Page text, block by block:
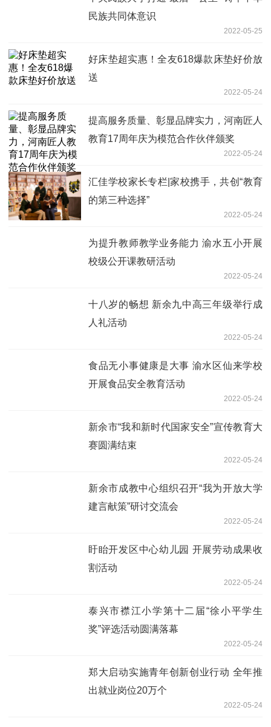
民族共同体意识
2022-05-25
好床垫超实惠！全友618爆款床垫好价放
送
2022-05-24
提高服务质量、彰显品牌实力，河南匠人
教育17周年庆为模范合作伙伴颁奖
2022-05-24
汇佳学校家长专栏|家校携手，共创“教育
的第三种选择”
2022-05-24
为提升教师教学业务能力 渝水五小开展
校级公开课教研活动
2022-05-24
十八岁的畅想 新余九中高三年级举行成
人礼活动
2022-05-24
食品无小事健康是大事 渝水区仙来学校
开展食品安全教育活动
2022-05-24
新余市“我和新时代国家安全”宣传教育大
赛圆满结束
2022-05-24
新余市成教中心组织召开“我为开放大学
建言献策”研讨交流会
2022-05-24
盱眙开发区中心幼儿园 开展劳动成果收
割活动
2022-05-24
泰兴市襟江小学第十二届“徐小平学生
奖”评选活动圆满落幕
2022-05-24
郑大启动实施青年创新创业行动 全年推
出就业岗位20万个
2022-05-24